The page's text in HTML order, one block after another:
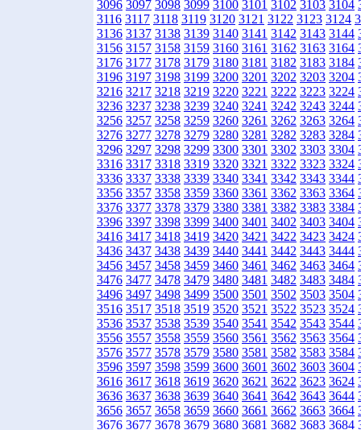
3096 3097 3098 3099 3100 3101 3102 3103 3104
3116 3117 3118 3119 3120 3121 3122 3123 3124
3136 3137 3138 3139 3140 3141 3142 3143 3144
3156 3157 3158 3159 3160 3161 3162 3163 3164
3176 3177 3178 3179 3180 3181 3182 3183 3184
3196 3197 3198 3199 3200 3201 3202 3203 3204
3216 3217 3218 3219 3220 3221 3222 3223 3224
3236 3237 3238 3239 3240 3241 3242 3243 3244
3256 3257 3258 3259 3260 3261 3262 3263 3264
3276 3277 3278 3279 3280 3281 3282 3283 3284
3296 3297 3298 3299 3300 3301 3302 3303 3304
3316 3317 3318 3319 3320 3321 3322 3323 3324
3336 3337 3338 3339 3340 3341 3342 3343 3344
3356 3357 3358 3359 3360 3361 3362 3363 3364
3376 3377 3378 3379 3380 3381 3382 3383 3384
3396 3397 3398 3399 3400 3401 3402 3403 3404
3416 3417 3418 3419 3420 3421 3422 3423 3424
3436 3437 3438 3439 3440 3441 3442 3443 3444
3456 3457 3458 3459 3460 3461 3462 3463 3464
3476 3477 3478 3479 3480 3481 3482 3483 3484
3496 3497 3498 3499 3500 3501 3502 3503 3504
3516 3517 3518 3519 3520 3521 3522 3523 3524
3536 3537 3538 3539 3540 3541 3542 3543 3544
3556 3557 3558 3559 3560 3561 3562 3563 3564
3576 3577 3578 3579 3580 3581 3582 3583 3584
3596 3597 3598 3599 3600 3601 3602 3603 3604
3616 3617 3618 3619 3620 3621 3622 3623 3624
3636 3637 3638 3639 3640 3641 3642 3643 3644
3656 3657 3658 3659 3660 3661 3662 3663 3664
3676 3677 3678 3679 3680 3681 3682 3683 3684